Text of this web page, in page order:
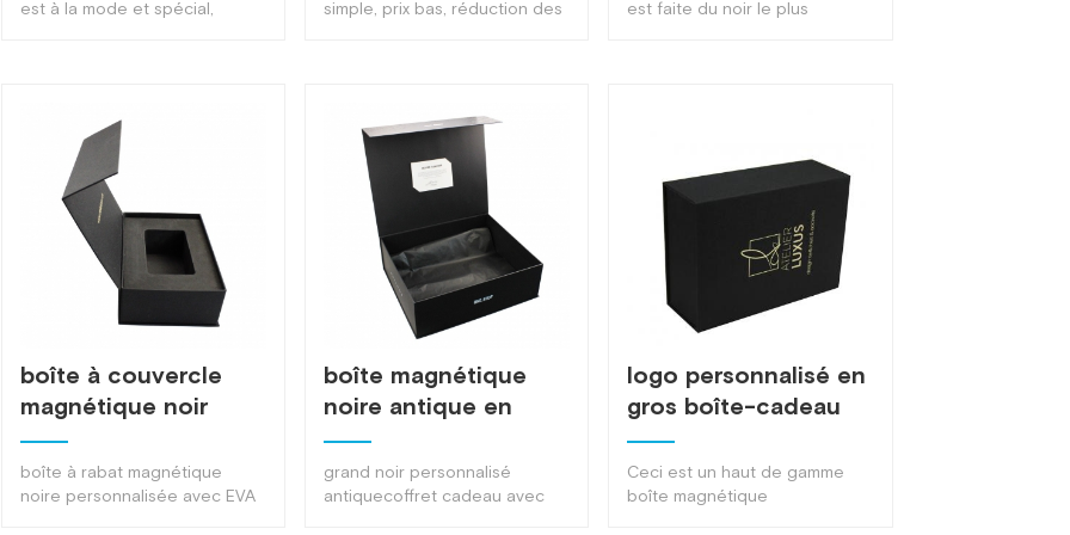
ruban
est à la mode et spécial,
mettant en valeur les
performances de cadeau du
produit展开收起展开收起
avec la boîte de
simple, prix bas, réduction des
noire pliable en gros
est faite du noir le plus
boîte à couvercle
magnétique noir
avec EVA mousse
boîte à rabat magnétique
noire personnalisée avec EVA
boîte magnétique
noire antique en
forme de livre
grand noir personnalisé
antiquecoffret cadeau avec
logo personnalisé en
gros boîte-cadeau
de fermeture
magnétique noire
Ceci est un haut de gamme
boîte magnétique